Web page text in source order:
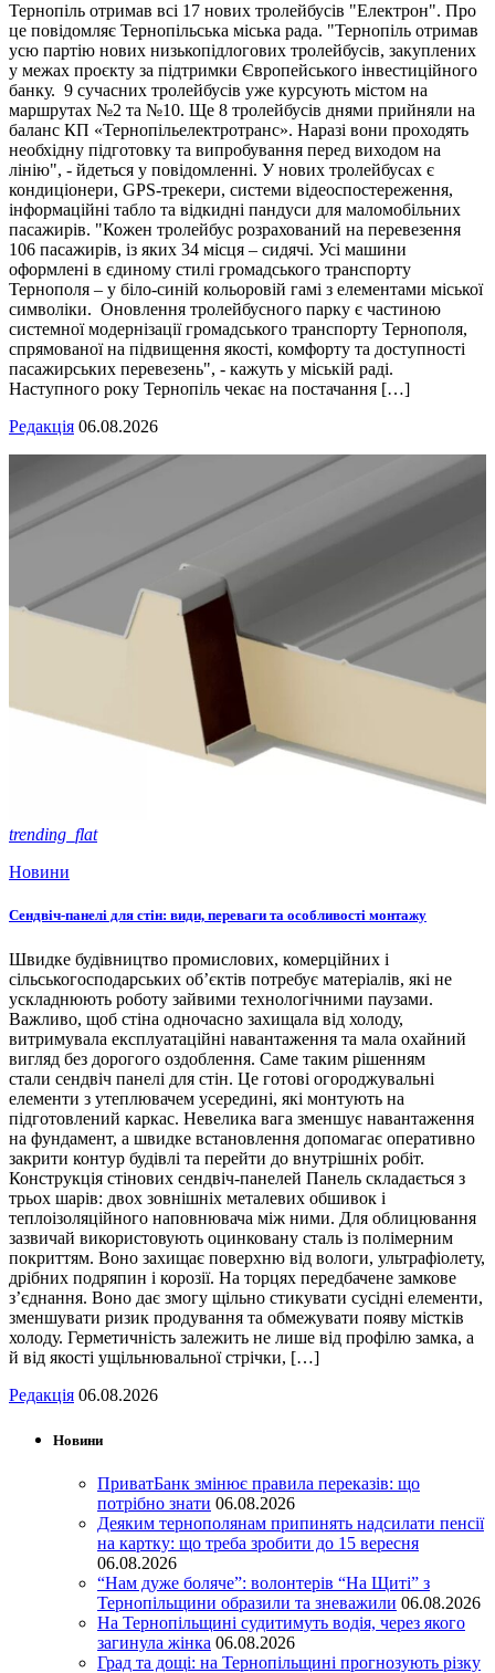
Тернопіль отримав всі 17 нових тролейбусів "Електрон". Про
це повідомляє Тернопільська міська рада. "Тернопіль отримав
усю партію нових низькопідлогових тролейбусів, закуплених
у межах проєкту за підтримки Європейського інвестиційного
банку. 9 сучасних тролейбусів уже курсують містом на
маршрутах №2 та №10. Ще 8 тролейбусів днями прийняли на
баланс КП «Тернопільелектротранс». Наразі вони проходять
необхідну підготовку та випробування перед виходом на
лінію", - йдеться у повідомленні. У нових тролейбусах є
кондиціонери, GPS-трекери, системи відеоспостереження,
інформаційні табло та відкидні пандуси для маломобільних
пасажирів. "Кожен тролейбус розрахований на перевезення
106 пасажирів, із яких 34 місця – сидячі. Усі машини
оформлені в єдиному стилі громадського транспорту
Тернополя – у біло-синій кольоровій гамі з елементами міської
символіки. Оновлення тролейбусного парку є частиною
системної модернізації громадського транспорту Тернополя,
спрямованої на підвищення якості, комфорту та доступності
пасажирських перевезень", - кажуть у міській раді.
Наступного року Тернопіль чекає на постачання […]
Редакція 06.08.2026
trending_flat
Новини
Сендвіч-панелі для стін: види, переваги та особливості монтажу
Швидке будівництво промислових, комерційних і
сільськогосподарських об’єктів потребує матеріалів, які не
ускладнюють роботу зайвими технологічними паузами.
Важливо, щоб стіна одночасно захищала від холоду,
витримувала експлуатаційні навантаження та мала охайний
вигляд без дорогого оздоблення. Саме таким рішенням
стали сендвіч панелі для стін. Це готові огороджувальні
елементи з утеплювачем усередині, які монтують на
підготовлений каркас. Невелика вага зменшує навантаження
на фундамент, а швидке встановлення допомагає оперативно
закрити контур будівлі та перейти до внутрішніх робіт.
Конструкція стінових сендвіч-панелей Панель складається з
трьох шарів: двох зовнішніх металевих обшивок і
теплоізоляційного наповнювача між ними. Для облицювання
зазвичай використовують оцинковану сталь із полімерним
покриттям. Воно захищає поверхню від вологи, ультрафіолету,
дрібних подряпин і корозії. На торцях передбачене замкове
з’єднання. Воно дає змогу щільно стикувати сусідні елементи,
зменшувати ризик продування та обмежувати появу містків
холоду. Герметичність залежить не лише від профілю замка, а
й від якості ущільнювальної стрічки, […]
Редакція 06.08.2026
Новини
ПриватБанк змінює правила переказів: що
потрібно знати 06.08.2026
Деяким тернополянам припинять надсилати пенсії
на картку: що треба зробити до 15 вересня
06.08.2026
“Нам дуже боляче”: волонтерів “На Щиті” з
Тернопільщини образили та зневажили 06.08.2026
На Тернопільщині судитимуть водія, через якого
загинула жінка 06.08.2026
Град та дощі: на Тернопільщині прогнозують різку